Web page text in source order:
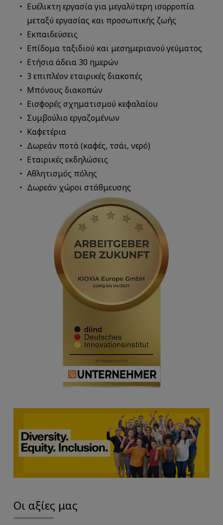
Ευέλικτη εργασία για μεγαλύτερη ισορροπία
μεταξύ εργασίας και προσωπικής ζωής
Εκπαιδεύσεις
Επίδομα ταξιδιού και μεσημεριανού γεύματος
Ετήσια άδεια 30 ημερών
3 επιπλέον εταιρικές διακοπές
Μπόνους διακοπών
Εισφορές σχηματισμού κεφαλαίου
Συμβούλιο εργαζομένων
Καφετέρια
Δωρεάν ποτά (καφές, τσάι, νερό)
Εταιρικές εκδηλώσεις
Αθλητισμός πόλης
Δωρεάν χώροι στάθμευσης
Οι αξίες μας